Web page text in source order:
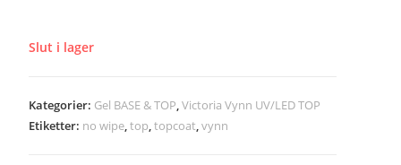
Slut i lager
Kategorier: Gel BASE & TOP,Victoria Vynn UV/LED TOP
Etiketter: no wipe,top,topcoat,vynn